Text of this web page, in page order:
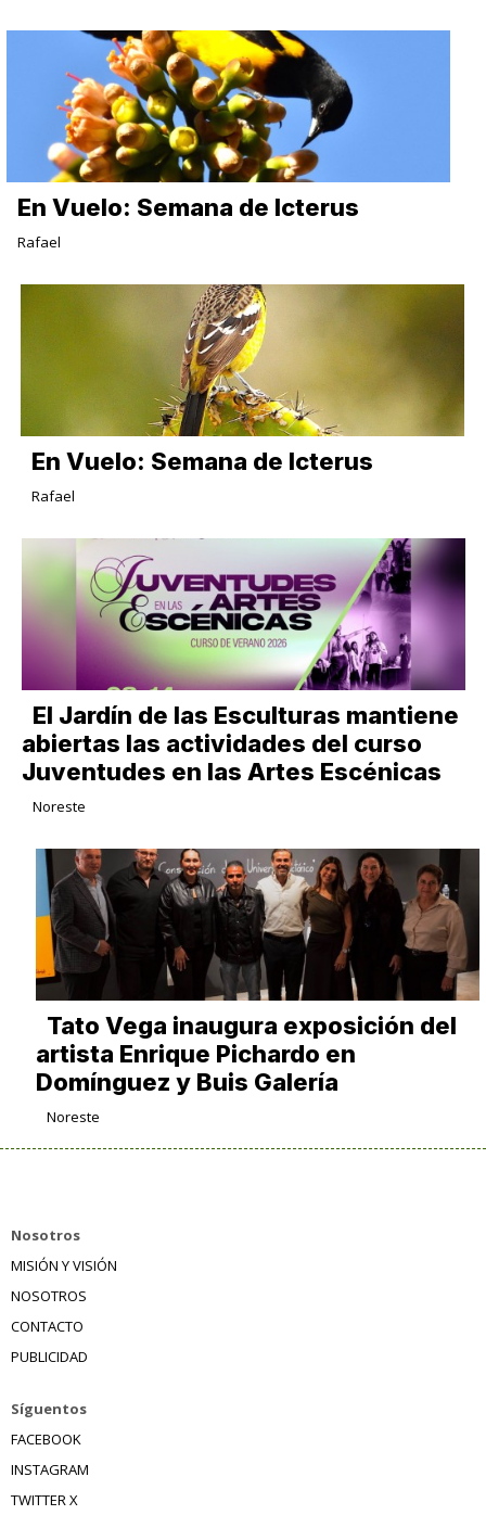
En Vuelo: Semana de Icterus
Rafael
En Vuelo: Semana de Icterus
Rafael
El Jardín de las Esculturas mantiene
abiertas las actividades del curso
Juventudes en las Artes Escénicas
Noreste
Tato Vega inaugura exposición del
artista Enrique Pichardo en
Domínguez y Buis Galería
Noreste
Nosotros
MISIÓN Y VISIÓN
NOSOTROS
CONTACTO
PUBLICIDAD
Síguentos
FACEBOOK
INSTAGRAM
TWITTER X